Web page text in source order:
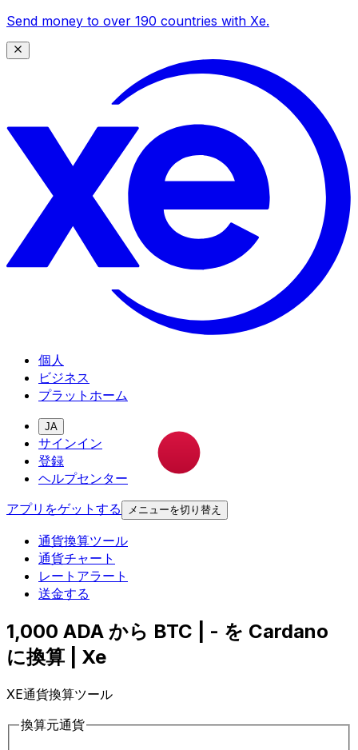
Send money to over 190 countries with Xe.
個人
ビジネス
プラットホーム
JA
サインイン
登録
ヘルプセンター
アプリをゲットする
メニューを切り替え
通貨換算ツール
通貨チャート
レートアラート
送金する
1,000 ADA から BTC | - を Cardano
に換算 | Xe
XE通貨換算ツール
換算元通貨